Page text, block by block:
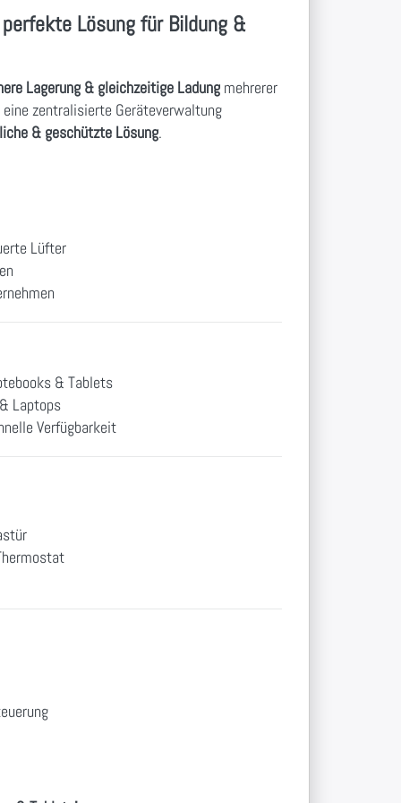
Lösung für Bildung &
Lagerung & gleichzeitige Ladung mehrerer
zentralisierte Geräteverwaltung
& geschützte Lösung.
Lüfter
& Tablets
Laptops
Verfügbarkeit